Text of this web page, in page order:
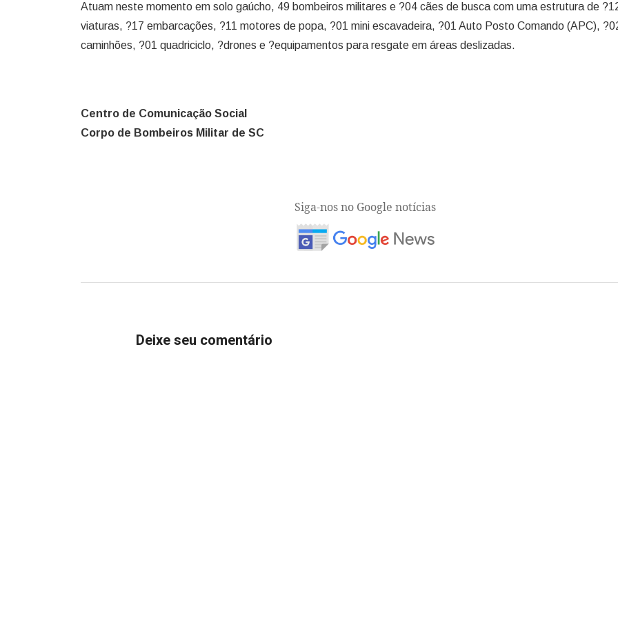
Atuam neste momento em solo gaúcho, 49 bombeiros militares e ?04 cães de busca com uma estrutura de
viaturas, ?17 embarcações, ?11 motores de popa, ?01 mini escavadeira, ?01 Auto Posto Comando (APC),
caminhões, ?01 quadriciclo, ?drones e ?equipamentos para resgate em áreas deslizadas.
Centro de Comunicação Social
Corpo de Bombeiros Militar de SC
Siga-nos no Google notícias
Deixe seu comentário